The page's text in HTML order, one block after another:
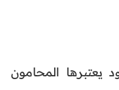
يعتبرها المحامون